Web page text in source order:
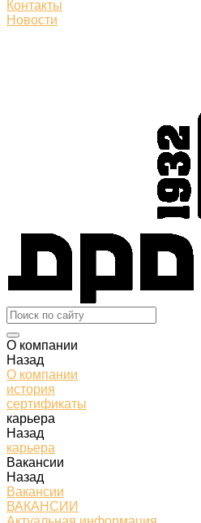
Контакты
Новости
О компании
Назад
О компании
история
сертификаты
карьера
Назад
карьера
Вакансии
Назад
Вакансии
ВАКАНСИИ